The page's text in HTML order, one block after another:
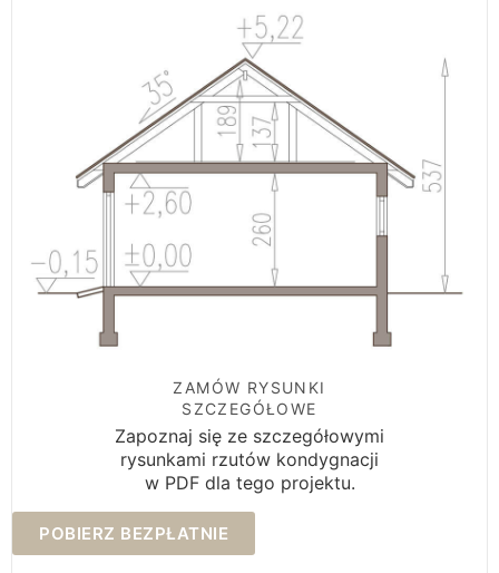
ZAMÓW RYSUNKI
SZCZEGÓŁOWE
Zapoznaj się ze szczegółowymi
rysunkami rzutów kondygnacji
w PDF dla tego projektu.
POBIERZ BEZPŁATNIE